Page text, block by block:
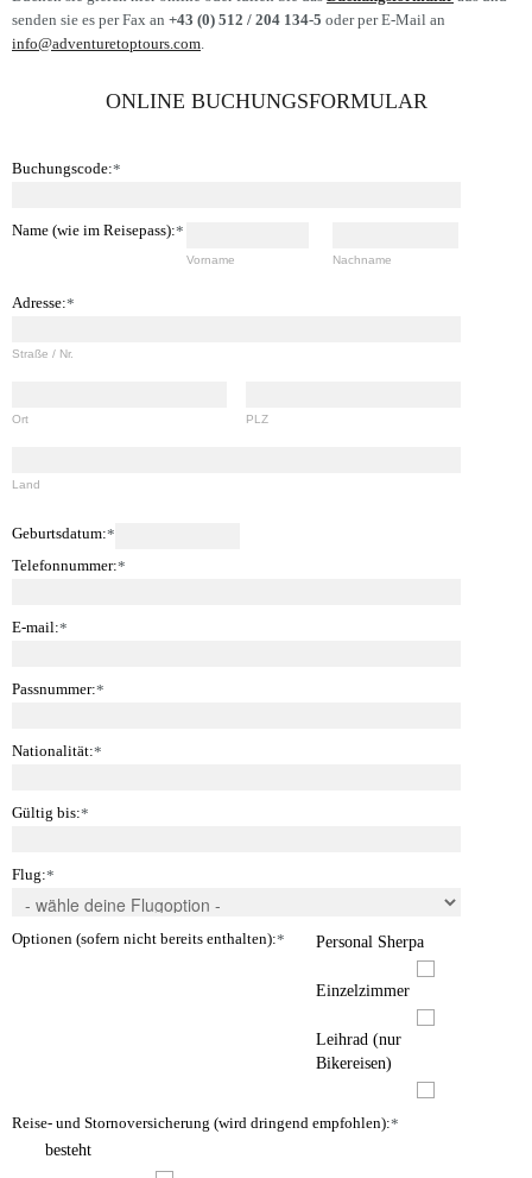
7 Tage Machame Route
6 Tage Marangu Route
Kilimanjaro 360° Radtour
RusslandNepal Annapurna
Nepal Mustang
Messeauftritte
Levelbewertung
senden sie es per Fax an +43 (0) 512 / 204 134-5 oder per E-Mail an
info@adventuretoptours.com.
ONLINE BUCHUNGSFORMULAR
Buchungscode:*
Name (wie im Reisepass):*
Vorname Nachname
Adresse:*
Straße / Nr.
Ort PLZ
Land
Geburtsdatum:*
Telefonnummer:*
E-mail:*
Passnummer:*
Nationalität:*
Gültig bis:*
Flug:*
Optionen (sofern nicht bereits enthalten):* Personal Sherpa
Einzelzimmer
Leihrad (nur
Bikereisen)
Reise- und Stornoversicherung (wird dringend empfohlen):*
besteht